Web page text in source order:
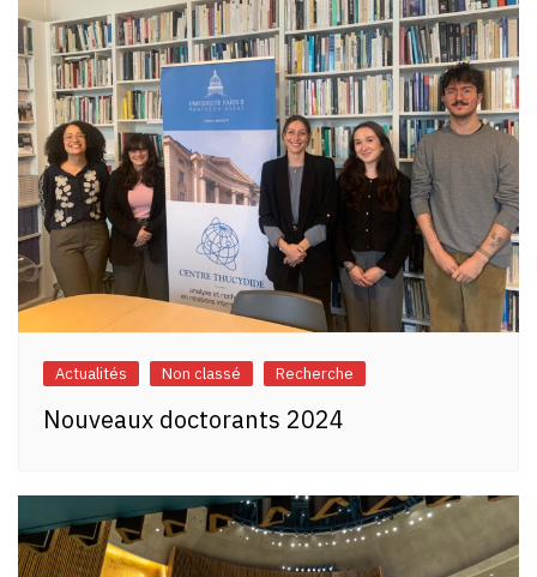
Actualités Non classé Recherche
Nouveaux doctorants 2024